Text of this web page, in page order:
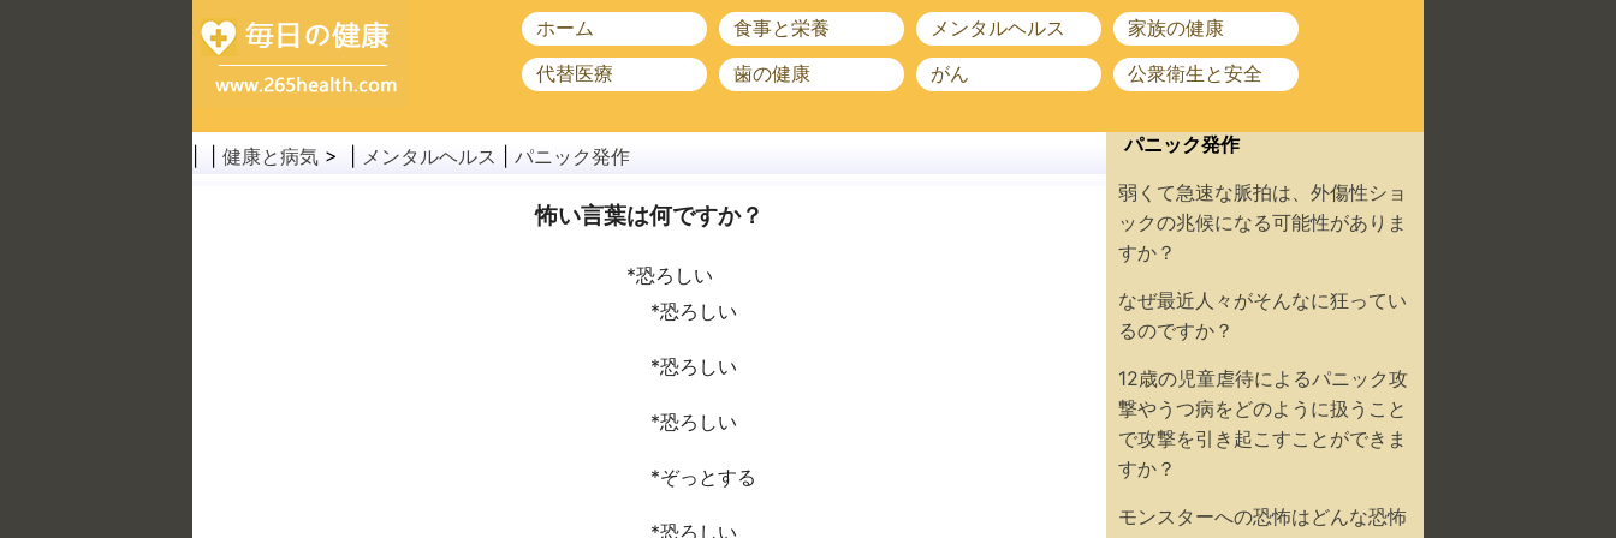
ホーム 食事と栄養 メンタルヘルス
家族の健康
代替医療
歯の健康 がん 公衆衛生と安全
健康と病気 > | メンタルヘルス パニック発作
怖い言葉は何ですか？
*恐ろしい
*恐ろしい
*恐ろしい
*恐ろしい
*ぞっとする
*恐ろしい
パニック発作
弱くて急速な脈拍は、外傷性ショ
ックの兆候になる可能性がありま
すか？
なぜ最近人々がそんなに狂ってい
るのですか？
12歳の児童虐待によるパニック攻
撃やうつ病をどのように扱うこと
で攻撃を引き起こすことができま
すか？
モンスターへの恐怖はどんな恐怖